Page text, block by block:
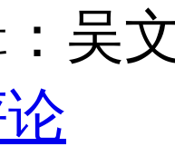
吴